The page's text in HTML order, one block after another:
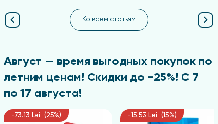
Ко всем статьям
Август — время выгодных покупок по
летним ценам! Скидки до −25%! С 7
по 17 августа!
-73.13 Lei (25%) -15.53 Lei (15%)